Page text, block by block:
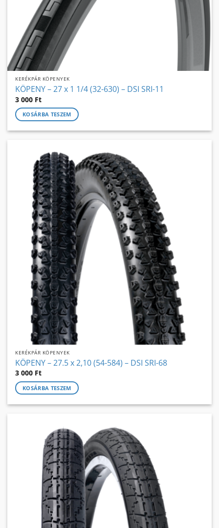
KERÉKPÁR KÖPENYEK
KÖPENY – 27 x 1 1/4 (32-630) – DSI SRI-11
3 000 Ft
KOSÁRBA TESZEM
KERÉKPÁR KÖPENYEK
KÖPENY – 27.5 x 2,10 (54-584) – DSI SRI-68
3 000 Ft
KOSÁRBA TESZEM